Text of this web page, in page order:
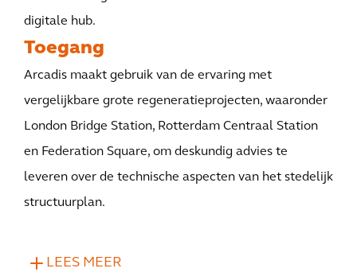
digitale hub.
Toegang
Arcadis maakt gebruik van de ervaring met
vergelijkbare grote regeneratieprojecten, waaronder
London Bridge Station, Rotterdam Centraal Station
en Federation Square, om deskundig advies te
leveren over de technische aspecten van het stedelijk
structuurplan.
LEES MEER